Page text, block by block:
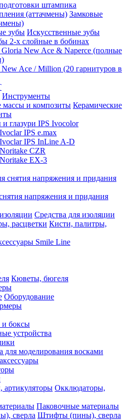
штампика
Замковые
Искусственные зубы
2-х слойные в бобинах
Gloria New Ace & Naperce (полные
New Ace / Million (20 гарнитуров в
Инструменты
Керамические
и глазури IPS Ivocolor
IPS e.max
IPS InLine A-D
CZR
EX-3
напряжения и придания
Средства для изоляции
Кисти, палитры,
Smile Line
Кюветы, бюгеля
Оборудование
боксы
устройства
для моделирования восками
Окклюдаторы,
Паковочные материалы
Штифты (пины), сверла